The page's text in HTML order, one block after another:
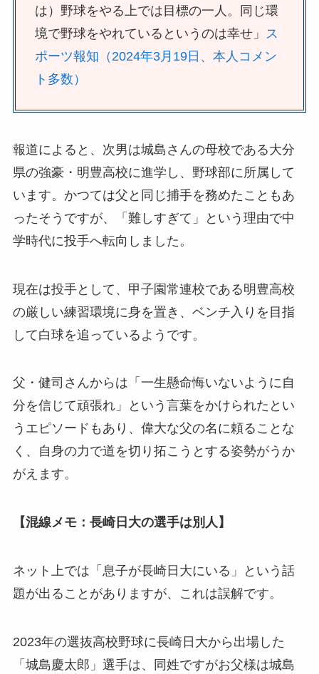
は）野球をやる上では目標の一人。同じ環
境で野球をやれているというのは幸せ」 ス
ポーツ報知（2024年3月19日、本人コメン
ト多数）
報道によると、次男は城島さんの母校である大分
県の強豪・明豊高校に進学し、野球部に所属して
います。かつては父と同じ捕手を務めたこともあ
ったそうですが、「難しすぎて」という理由で中
学時代に投手へ転向しました。
現在は投手として、甲子園常連校である明豊高校
の厳しい練習環境に身を置き、ベンチ入りを目指
して白球を追っているようです。
父・健司さんからは「一生懸命悔いないように自
分を信じて頑張れ」という言葉をかけられたとい
うエピソードもあり、偉大な父の名に頼ることな
く、自身の力で道を切り拓こうとする姿勢がうか
がえます。
【混線メモ：長崎日大の選手は別人】
ネット上では「息子が長崎日大にいる」という話
題が出ることがありますが、これは誤解です。
2023年の選抜高校野球に長崎日大から出場した
「城島慶太郎」選手は、同姓ですがお父様は城島